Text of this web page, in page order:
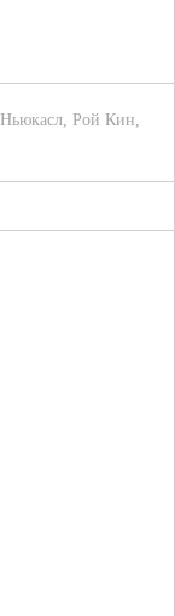
Ньюкасл, Рой Кин,